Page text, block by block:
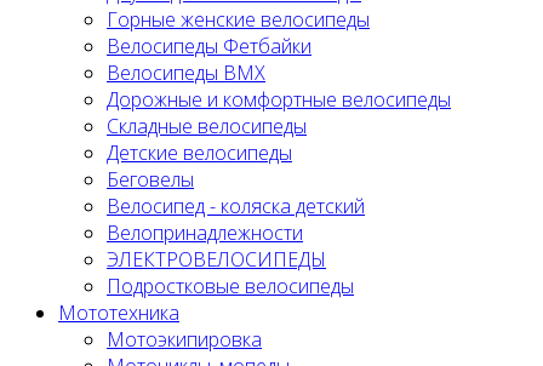
Горные женские велосипеды
Велосипеды Фетбайки
Велосипеды BMX
Дорожные и комфортные велосипеды
Складные велосипеды
Детские велосипеды
Беговелы
Велосипед - коляска детский
Велопринадлежности
ЭЛЕКТРОВЕЛОСИПЕДЫ
Подростковые велосипеды
Мототехника
Мотоэкипировка